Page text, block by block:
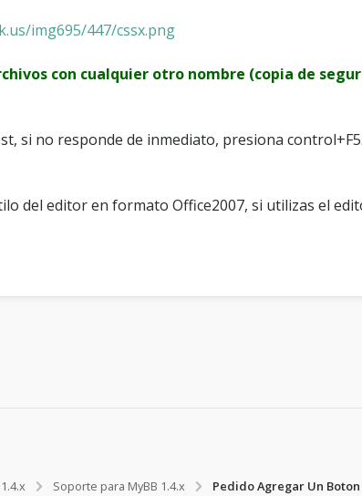
img695/447/cssx.png
con cualquier otro nombre (copia de
si no responde de inmediato, presiona control+F5.
del editor en formato Office2007, si utilizas el
Soporte para MyBB 1.4.x Pedido Agregar Un